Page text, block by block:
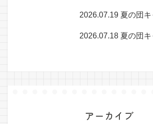
2026.07.19 夏の団
2026.07.18 夏の団
アーカイブ